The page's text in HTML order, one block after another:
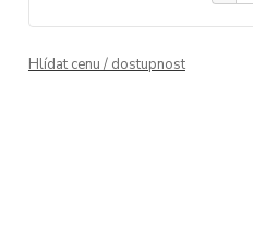
Hlídat cenu / dostupnost